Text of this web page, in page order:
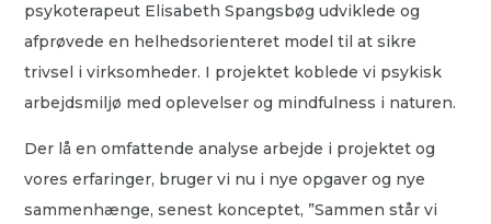
psykoterapeut Elisabeth Spangsbøg udviklede og
afprøvede en helhedsorienteret model til at sikre
trivsel i virksomheder. I projektet koblede vi psykisk
arbejdsmiljø med oplevelser og mindfulness i naturen.
Der lå en omfattende analyse arbejde i projektet og
vores erfaringer, bruger vi nu i nye opgaver og nye
sammenhænge, senest konceptet, ”Sammen står vi